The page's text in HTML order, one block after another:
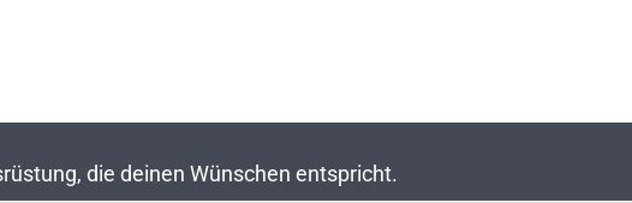
die deinen Wünschen entspricht.